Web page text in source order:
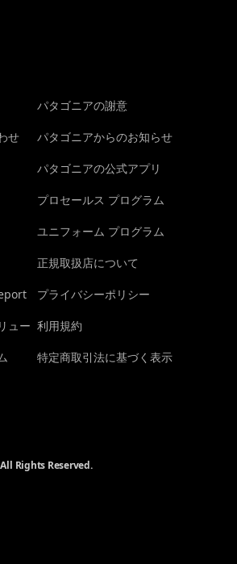
せ
ュー
パタゴニアの謝意
パタゴニアからのお知らせ
パタゴニアの公式アプリ
プロセールス プログラム
ユニフォーム プログラム
正規取扱店について
プライバシーポリシー
利用規約
特定商取引法に基づく表示
Rights Reserved.